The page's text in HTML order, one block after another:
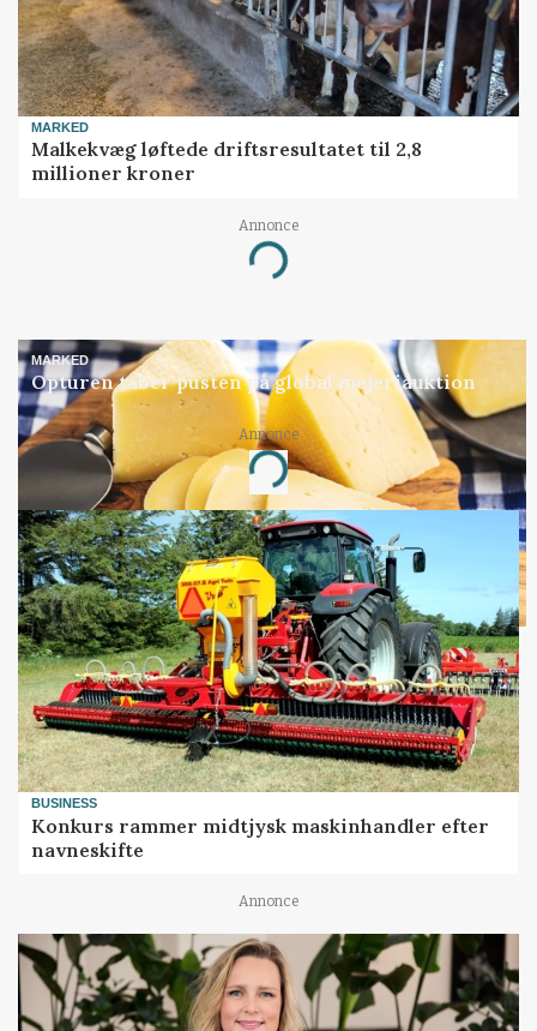
MARKED
Malkekvæg løftede driftsresultatet til 2,8
millioner kroner
Annonce
Loading...
MARKED
Opturen taber pusten på global mejeriauktion
Annonce
Loading...
BUSINESS
Konkurs rammer midtjysk maskinhandler efter
navneskifte
Annonce